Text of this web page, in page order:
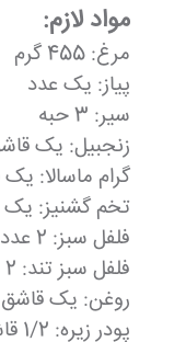
مواد لازم:
مرغ: 455 گرم
پیاز: یک عدد
سیر: 3 حبه
زنجبیل: یک
گرام ماسالا:
تخم گشنیز:
فلفل سبز: 2 عدد
فلفل سبز تند: 2 عدد
روغن: یک
پودر زیره: 1/2 قاشق چایخوری